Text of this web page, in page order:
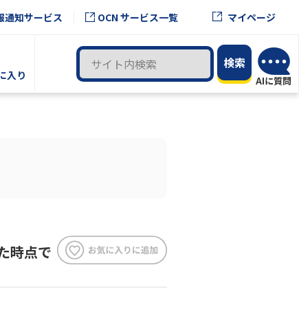
通知サービス OCN サービス一覧 マイページ
入り
時点で